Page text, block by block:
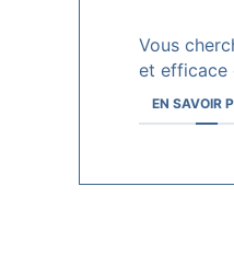
Vous
et efficace
EN SAVOIR